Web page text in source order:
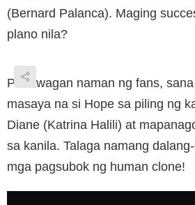
(Bernard Palanca). Maging
plano nila?
Panawagan naman ng fans,
masaya na si Hope sa piling ng
Diane (Katrina Halili) at
sa kanila. Talaga namang
mga pagsubok ng human clone!